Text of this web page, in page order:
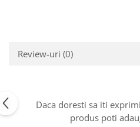
Review-uri (0)
Daca doresti sa iti
produs poti